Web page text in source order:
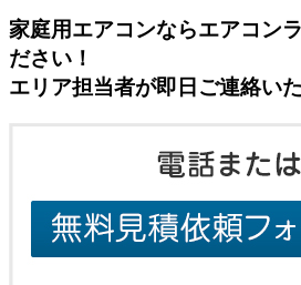
家庭用エアコンならエアコン
ださい！
エリア担当者が即日ご連絡い